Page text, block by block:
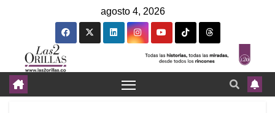
agosto 4, 2026